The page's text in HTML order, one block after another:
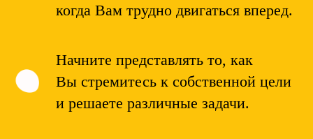
когда Вам трудно двигаться вперед.
Начните представлять то, как
Вы стремитесь к собственной цели
и решаете различные задачи.